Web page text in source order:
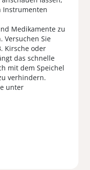
Instrumenten
Medikamente zu
Versuchen Sie
Kirsche oder
das schnelle
mit dem Speichel
verhindern.
unter